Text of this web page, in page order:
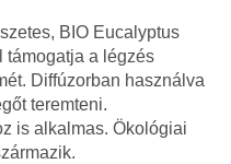
BIO Eucalyptus
a légzés
Diffúzorban használva
teremteni.
is alkalmas. Ökológiai